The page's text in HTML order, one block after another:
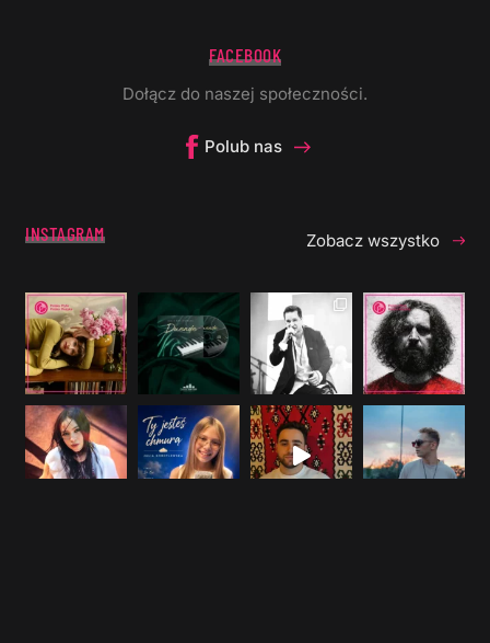
FACEBOOK
Dołącz do naszej społeczności.
Polub nas
INSTAGRAM Zobacz wszystko